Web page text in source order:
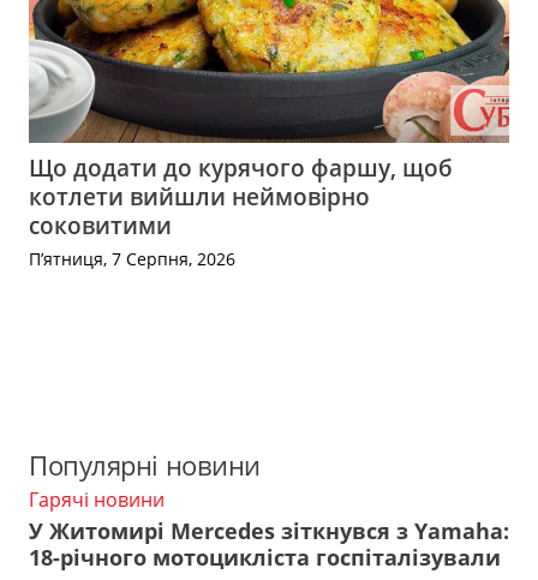
Що додати до курячого фаршу, щоб
котлети вийшли неймовірно
соковитими
П’ятниця, 7 Серпня, 2026
Популярні новини
Гарячі новини
У Житомирі Mercedes зіткнувся з Yamaha:
18-річного мотоцикліста госпіталізували